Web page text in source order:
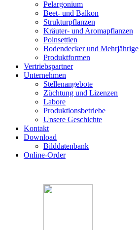
Pelargonium
Beet- und Balkon
Strukturpflanzen
Kräuter- und Aromapflanzen
Poinsettien
Bodendecker und Mehrjährige
Produktformen
Vertriebspartner
Unternehmen
Stellenangebote
Züchtung und Lizenzen
Labore
Produktionsbetriebe
Unsere Geschichte
Kontakt
Download
Bilddatenbank
Online-Order